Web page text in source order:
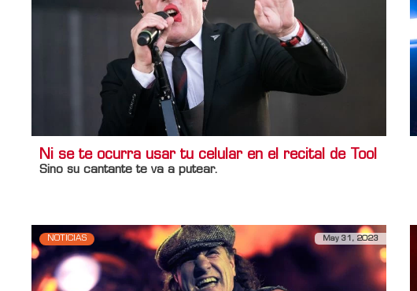
Ni se te ocurra usar tu celular en el recital de Tool
Sino su cantante te va a putear.
NOTICIAS May 31, 2023